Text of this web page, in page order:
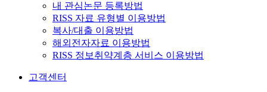
내 관심논문 등록방법
RISS 자료 유형별 이용방법
복사/대출 이용방법
해외전자자료 이용방법
RISS 정보취약계층 서비스 이용방법
고객센터